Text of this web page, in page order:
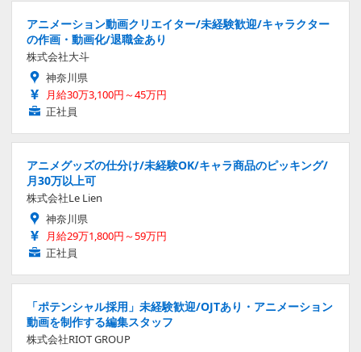
アニメーション動画クリエイター/未経験歓迎/キャラクター
の作画・動画化/退職金あり
株式会社大斗
神奈川県
月給30万3,100円～45万円
正社員
アニメグッズの仕分け/未経験OK/キャラ商品のピッキング/
月30万以上可
株式会社Le Lien
神奈川県
月給29万1,800円～59万円
正社員
「ポテンシャル採用」未経験歓迎/OJTあり・アニメーション
動画を制作する編集スタッフ
株式会社RIOT GROUP